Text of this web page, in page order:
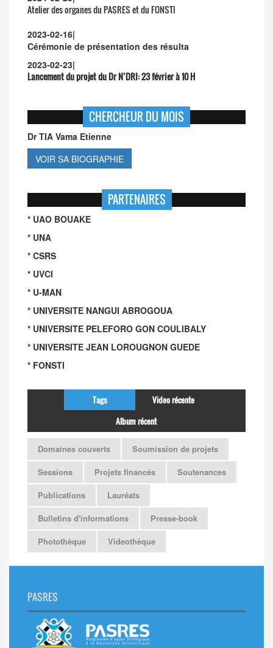
Atelier des organes du PASRES et du FONSTI
2023-02-16|
Cérémonie de présentation des résulta
2023-02-23|
Lancement du projet du Dr N’DRI:23 février à 10 H
CHERCHEUR DU MOIS
Dr TIA Vama Etienne
VOIR SA BIOGRAPHIE
PARTENAIRES
* UAO BOUAKE
* UNA
* CSRS
* UVCI
* U-MAN
* UNIVERSITE NANGUI ABROGOUA
* UNIVERSITE PELEFORO GON COULIBALY
* UNIVERSITE JEAN LOROUGNON GUEDE
* FONSTI
Tags
Video récente
Album récent
Domaines couverts
Soumission de projets
Sessions
Projets financés
Soutenances
Publications
Lauréats
Bulletins d'informations
Presse-book
Photothèque
Videothèque
PASRES